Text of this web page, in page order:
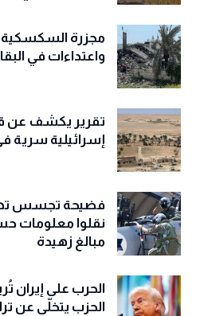
مجزرة السكسكية
واعتداءات في
تقرير يكشف عن
إسرائيلية سرية
فضيحة تجسس
نقلوا معلومات
مبالغ زهيدة
الحرب على إيران
الحزب يتخلّى عن